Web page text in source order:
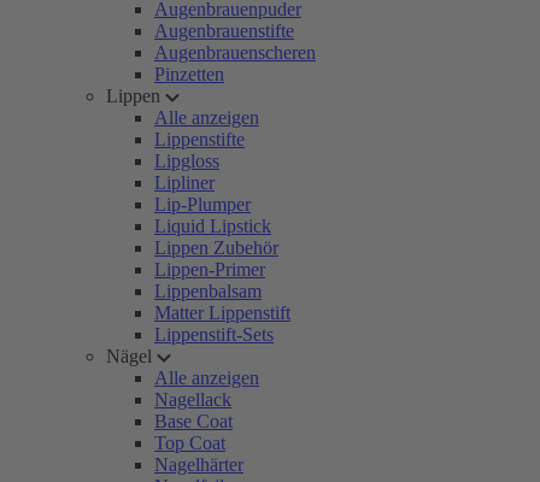
Augenbrauenpuder
Augenbrauenstifte
Augenbrauenscheren
Pinzetten
Lippen
Alle anzeigen
Lippenstifte
Lipgloss
Lipliner
Lip-Plumper
Liquid Lipstick
Lippen Zubehör
Lippen-Primer
Lippenbalsam
Matter Lippenstift
Lippenstift-Sets
Nägel
Alle anzeigen
Nagellack
Base Coat
Top Coat
Nagelhärter